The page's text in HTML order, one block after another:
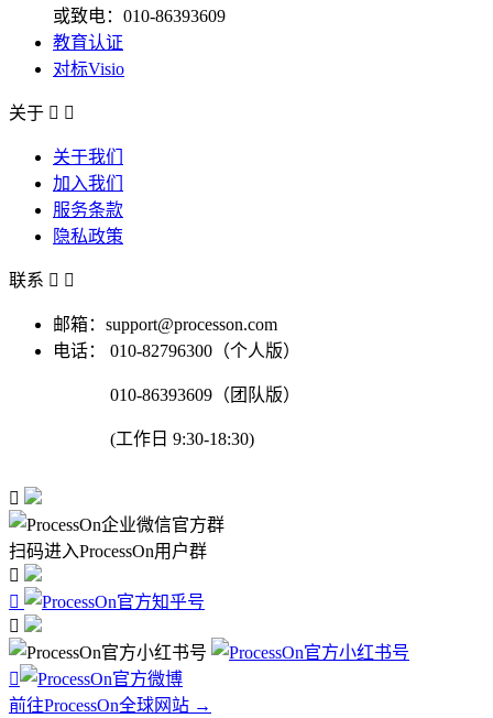
或致电：010-86393609
教育认证
对标Visio
关于  
关于我们
加入我们
服务条款
隐私政策
联系  
邮箱：support@processon.com
电话：
010-82796300（个人版）
010-86393609（团队版）
(工作日 9:30-18:30)

扫码进入ProcessOn用户群




前往ProcessOn全球网站 →